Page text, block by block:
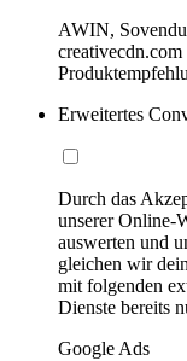
AWIN,
Erweitertes
Durch das
unserer Online-
auswerten und
gleichen wir
mit folgenden
Dienste bereits
Google Ads